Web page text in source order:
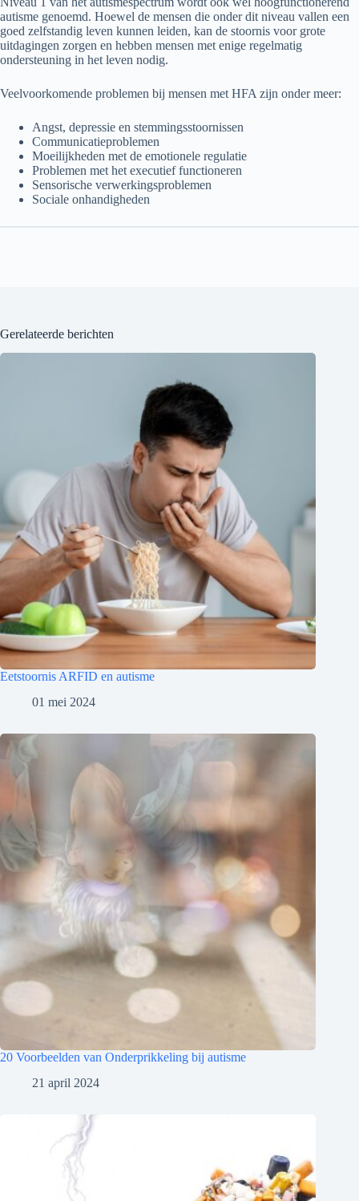
autisme genoemd. Hoewel de mensen die onder dit niveau vallen een
goed zelfstandig leven kunnen leiden, kan de stoornis voor grote
uitdagingen zorgen en hebben mensen met enige regelmatig
ondersteuning in het leven nodig.
Veelvoorkomende problemen bij mensen met HFA zijn onder meer:
Angst, depressie en stemmingsstoornissen
Communicatieproblemen
Moeilijkheden met de emotionele regulatie
Problemen met het executief functioneren
Sensorische verwerkingsproblemen
Sociale onhandigheden
Gerelateerde berichten
Eetstoornis ARFID en autisme
01 mei 2024
20 Voorbeelden van Onderprikkeling bij autisme
21 april 2024